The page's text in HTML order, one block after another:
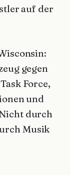
auf der
gegen
Force,
und
durch
Musik